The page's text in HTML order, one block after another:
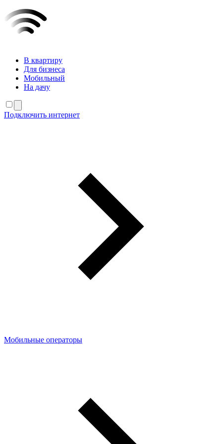
В квартиру
Для бизнеса
Мобильный
На дачу
Подключить интернет
Мобильные операторы